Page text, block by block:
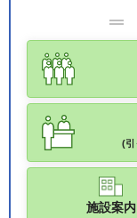
(引
施設案内